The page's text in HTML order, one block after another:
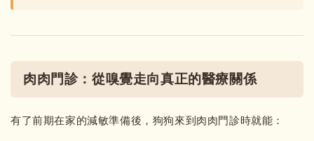
肉肉門診：從嗅覺走向真正的醫療關係
有了前期在家的減敏準備後，狗狗來到肉肉門診時就能：